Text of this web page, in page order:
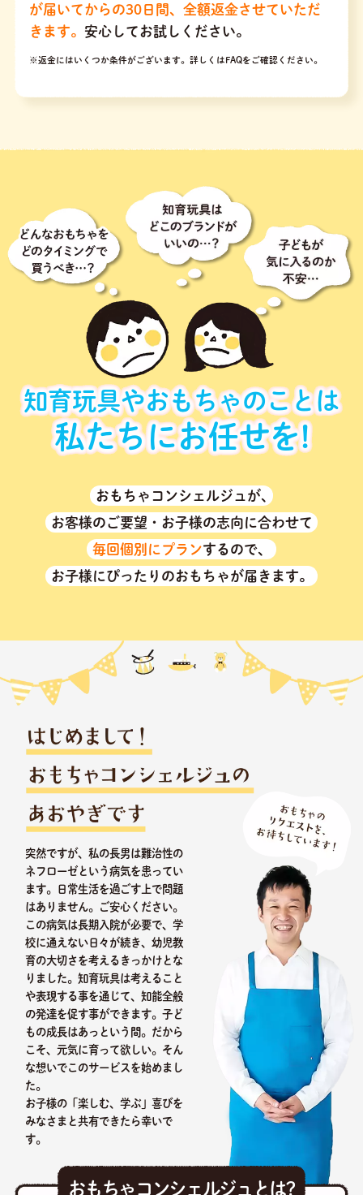
が届いてからの30日間、全額返金させていただ
きます。 安心してお試しください。
※返金にはいくつか条件がございます。 詳しくはFAQをご確認ください。
知育玩具やおもちゃのことは
私たちにお任せを!
おもちゃコンシェルジュが､
お客様のご要望・お子様の志向に合わせて
毎回個別にプランするので、
お子様にぴったりのおもちゃが届きます。
突然ですが、私の長男は難治性の
ネフローゼという病気を患ってい
ます。日常生活を過ごす上で問題
はありません。ご安心ください。
この病気は長期入院が必要で、学
校に通えない日々が続き、幼児教
育の大切さを考えるきっかけとな
りました。知育玩具は考えること
や表現する事を通じて、知能全般
の発達を促す事ができます。子ど
もの成長はあっという間。だから
こそ、元気に育って欲しい。そん
な想いでこのサービスを始めまし
た。
お子様の「楽しむ、学ぶ」喜びを
みなさまと共有できたら幸いで
す。
おもちゃコンシェルジュとは?